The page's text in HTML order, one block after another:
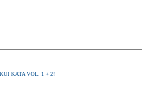
KATA VOL. 1 + 2!